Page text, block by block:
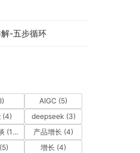
-五步循环
AIGC (5)
(4) deepseek (3)
(13) 产品增长 (4)
(5) 增长 (4)